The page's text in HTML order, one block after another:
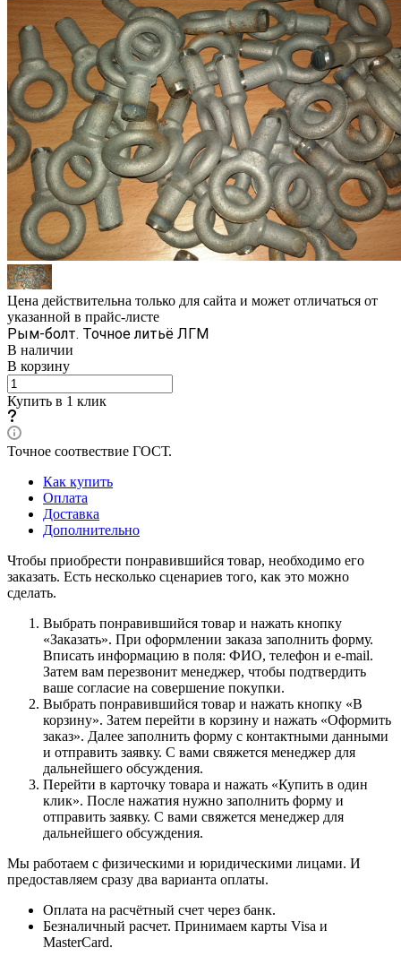
Цена действительна только для сайта и может отличаться от
указанной в прайс-листе
Рым-болт. Точное литьё ЛГМ
В наличии
В корзину
Купить в 1 клик
Точное соотвествие ГОСТ.
Как купить
Оплата
Доставка
Дополнительно
Чтобы приобрести понравившийся товар, необходимо его
заказать. Есть несколько сценариев того, как это можно
сделать.
Выбрать понравившийся товар и нажать кнопку
«Заказать». При оформлении заказа заполнить форму.
Вписать информацию в поля: ФИО, телефон и e-mail.
Затем вам перезвонит менеджер, чтобы подтвердить
ваше согласие на совершение покупки.
Выбрать понравившийся товар и нажать кнопку «В
корзину». Затем перейти в корзину и нажать «Оформить
заказ». Далее заполнить форму с контактными данными
и отправить заявку. С вами свяжется менеджер для
дальнейшего обсуждения.
Перейти в карточку товара и нажать «Купить в один
клик». После нажатия нужно заполнить форму и
отправить заявку. С вами свяжется менеджер для
дальнейшего обсуждения.
Мы работаем с физическими и юридическими лицами. И
предоставляем сразу два варианта оплаты.
Оплата на расчётный счет через банк.
Безналичный расчет. Принимаем карты Visa и
MasterCard.